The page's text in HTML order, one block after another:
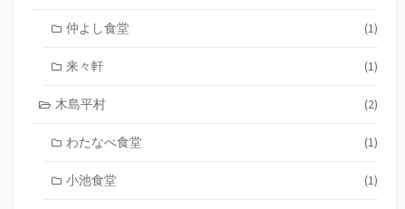
仲よし食堂 (1)
来々軒 (1)
木島平村 (2)
わたなべ食堂 (1)
小池食堂 (1)